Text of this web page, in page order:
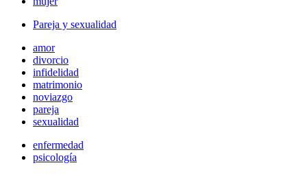
Pareja y sexualidad
amor
divorcio
infidelidad
matrimonio
noviazgo
pareja
sexualidad
enfermedad
psicología